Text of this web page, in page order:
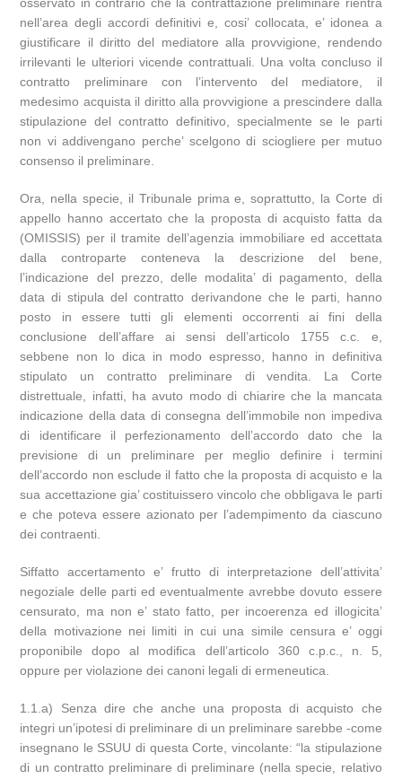
nell’area degli accordi definitivi e, cosi’ collocata, e’ idonea a
giustificare il diritto del mediatore alla provvigione, rendendo
irrilevanti le ulteriori vicende contrattuali. Una volta concluso il
contratto preliminare con l’intervento del mediatore, il
medesimo acquista il diritto alla provvigione a prescindere dalla
stipulazione del contratto definitivo, specialmente se le parti
non vi addivengano perche’ scelgono di sciogliere per mutuo
consenso il preliminare.
Ora, nella specie, il Tribunale prima e, soprattutto, la Corte di
appello hanno accertato che la proposta di acquisto fatta da
(OMISSIS) per il tramite dell’agenzia immobiliare ed accettata
dalla controparte conteneva la descrizione del bene,
l’indicazione del prezzo, delle modalita’ di pagamento, della
data di stipula del contratto derivandone che le parti, hanno
posto in essere tutti gli elementi occorrenti ai fini della
conclusione dell’affare ai sensi dell’articolo 1755 c.c. e,
sebbene non lo dica in modo espresso, hanno in definitiva
stipulato un contratto preliminare di vendita. La Corte
distrettuale, infatti, ha avuto modo di chiarire che la mancata
indicazione della data di consegna dell’immobile non impediva
di identificare il perfezionamento dell’accordo dato che la
previsione di un preliminare per meglio definire i termini
dell’accordo non esclude il fatto che la proposta di acquisto e la
sua accettazione gia’ costituissero vincolo che obbligava le parti
e che poteva essere azionato per l’adempimento da ciascuno
dei contraenti.
Siffatto accertamento e’ frutto di interpretazione dell’attivita’
negoziale delle parti ed eventualmente avrebbe dovuto essere
censurato, ma non e’ stato fatto, per incoerenza ed illogicita’
della motivazione nei limiti in cui una simile censura e’ oggi
proponibile dopo al modifica dell’articolo 360 c.p.c., n. 5,
oppure per violazione dei canoni legali di ermeneutica.
1.1.a) Senza dire che anche una proposta di acquisto che
integri un’ipotesi di preliminare di un preliminare sarebbe -come
insegnano le SSUU di questa Corte, vincolante: “la stipulazione
di un contratto preliminare di preliminare (nella specie, relativo